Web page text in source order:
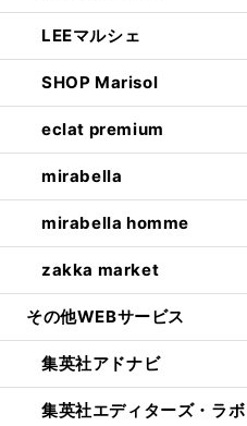
LEEマルシェ
SHOP Marisol
eclat premium
mirabella
mirabella homme
zakka market
その他WEBサービス
集英社アドナビ
集英社エディターズ・ラボ